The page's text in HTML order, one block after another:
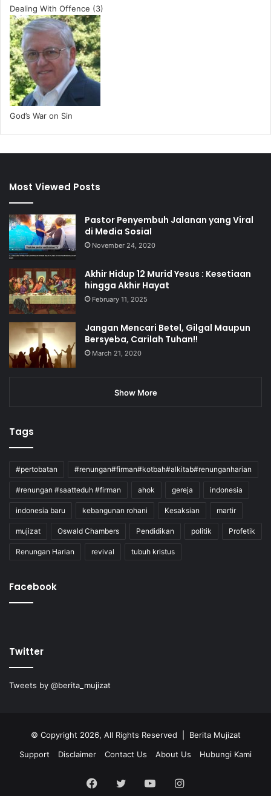
Dealing With Offence (3)
God’s War on Sin
Most Viewed Posts
Pastor Penyembuh Jalanan yang Viral
di Media Sosial
November 24, 2020
Akhir Hidup 12 Murid Yesus : Kesetiaan
hingga Akhir Hayat
February 11, 2025
Jangan Mencari Betel, Gilgal Maupun
Bersyeba, Carilah Tuhan!!
March 21, 2020
Show More
Tags
#pertobatan #renungan#firman#kotbah#alkitab#renunganharian
#renungan #saatteduh #firman ahok gereja indonesia
indonesia baru kebangunan rohani Kesaksian martir
mujizat Oswald Chambers Pendidikan politik Profetik
Renungan Harian revival tubuh kristus
Facebook
Twitter
Tweets by @berita_mujizat
© Copyright 2026, All Rights Reserved | Berita Mujizat
Support
Disclaimer Contact Us About Us Hubungi Kami
Facebook
Twitter YouTubeInstagram